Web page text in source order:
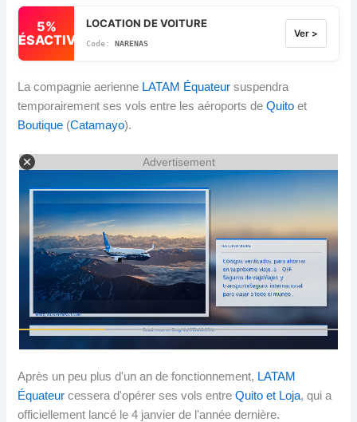
5%
DÉSACTIVÉ
LOCATION DE VOITURE
NARENAS
Ver >
La compagnie aerienne LATAM Équateur suspendra
temporairement ses vols entre les aéroports deQuito et
Boutique (Catamayo).
Advertisement
Après un peu plus d'un an de fonctionnement, LATAM
Équateur cessera d'opérer ses vols entreQuito et Loja, qui a
officiellement lancé le 4 janvier de l'année dernière.